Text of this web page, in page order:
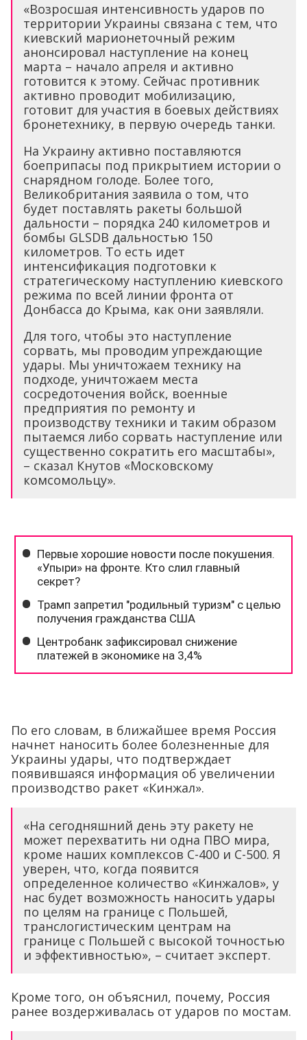
«Возросшая интенсивность ударов по
территории Украины связана с тем, что
киевский марионеточный режим
анонсировал наступление на конец
марта – начало апреля и активно
готовится к этому. Сейчас противник
активно проводит мобилизацию,
готовит для участия в боевых действиях
бронетехнику, в первую очередь танки.
На Украину активно поставляются
боеприпасы под прикрытием истории о
снарядном голоде. Более того,
Великобритания заявила о том, что
будет поставлять ракеты большой
дальности – порядка 240 километров и
бомбы GLSDB дальностью 150
километров. То есть идет
интенсификация подготовки к
стратегическому наступлению киевского
режима по всей линии фронта от
Донбасса до Крыма, как они заявляли.
Для того, чтобы это наступление
сорвать, мы проводим упреждающие
удары. Мы уничтожаем технику на
подходе, уничтожаем места
сосредоточения войск, военные
предприятия по ремонту и
производству техники и таким образом
пытаемся либо сорвать наступление или
существенно сократить его масштабы»,
– сказал Кнутов «Московскому
комсомольцу».
По его словам, в ближайшее время Россия
начнет наносить более болезненные для
Украины удары, что подтверждает
появившаяся информация об увеличении
производство ракет «Кинжал».
«На сегодняшний день эту ракету не
может перехватить ни одна ПВО мира,
кроме наших комплексов С-400 и С-500. Я
уверен, что, когда появится
определенное количество «Кинжалов», у
нас будет возможность наносить удары
по целям на границе с Польшей,
транслогистическим центрам на
границе с Польшей с высокой точностью
и эффективностью», – считает эксперт.
Кроме того, он объяснил, почему, Россия
ранее воздерживалась от ударов по мостам.